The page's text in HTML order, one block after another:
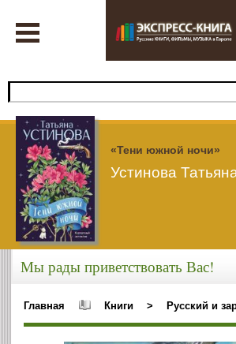
«Тени южной ночи»
Устинова
Мы рады приветствовать Вас!
Главная Книги > Русский и